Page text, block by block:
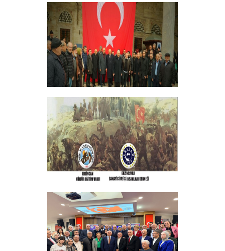
ERZİNCANLILAR EKEV’İN
GELENEKSEL İFTAR YEMEĞİNDE
BULUŞTU
+
GELENEKSEL ŞEHİTLERİMİZİ ANMA
PROGRAMI DÜZENLEDİK
+
ERZINCAN VE TÜM SEHITLERI ANMA
PROGRAMI
+